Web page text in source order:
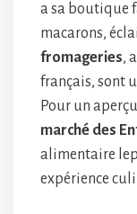
a sa boutique
macarons,
fromageries,
français, sont
Pour un
marché des
alimentaire
expérience